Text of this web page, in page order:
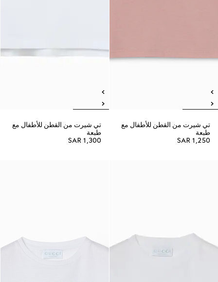
تي شيرت من القطن للأطفال مع
طبعة
SAR 1,250
تي شيرت من القطن للأطفال مع
طبعة
SAR 1,300